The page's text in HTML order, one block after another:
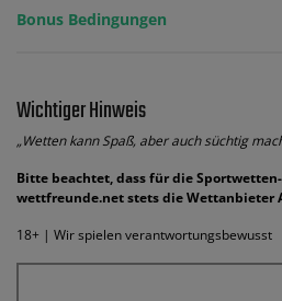
Bonus Bedingungen
Wichtiger Hinweis
„Wetten kann Spaß, aber auch süchtig
Bitte beachtet, dass für die
wettfreunde.net stets die Wettanbieter
18+ | Wir spielen verantwortungsbewusst